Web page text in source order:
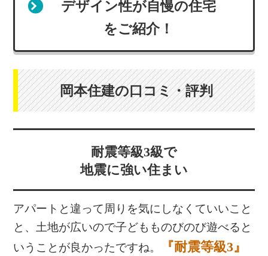
デザイン性が自慢の住宅
をご紹介！
岡本住建の口コミ・評判
耐震等級3級で
地震に強い住まい
アパートと違って周りを気にしなくていいこと
と、土地が広いので子どもものびのび遊べると
いうことが良かったですね。
『耐震等級3』